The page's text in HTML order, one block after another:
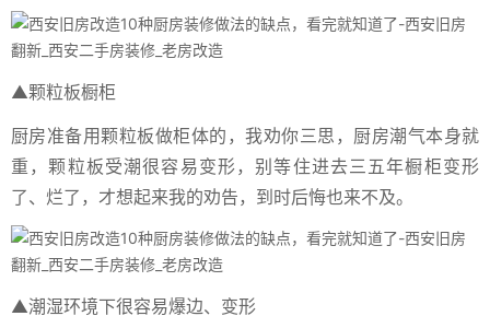
▲颗粒板橱柜
厨房准备用颗粒板做柜体的，我劝你三思，厨房潮气本身就
重，颗粒板受潮很容易变形，别等住进去三五年橱柜变形
了、烂了，才想起来我的劝告，到时后悔也来不及。
▲潮湿环境下很容易爆边、变形